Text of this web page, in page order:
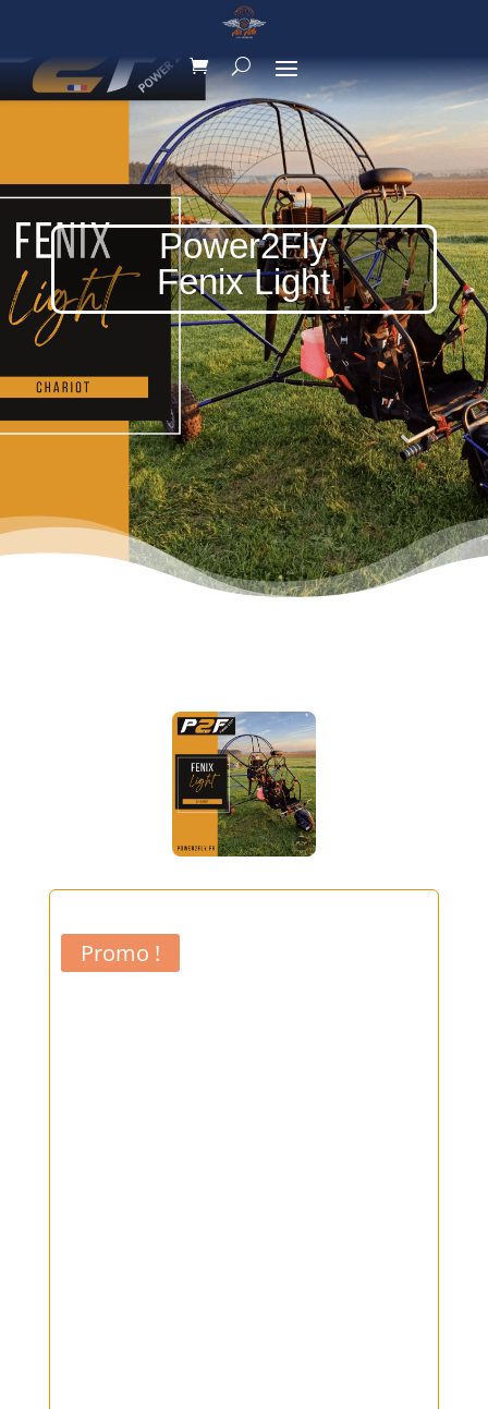
Power2Fly
Fenix Light
Promo !